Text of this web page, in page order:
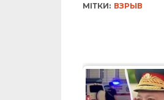
МІТКИ: ВЗРЫВ